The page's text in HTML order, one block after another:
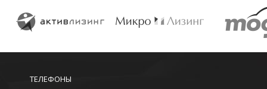
ТЕЛЕФОНЫ